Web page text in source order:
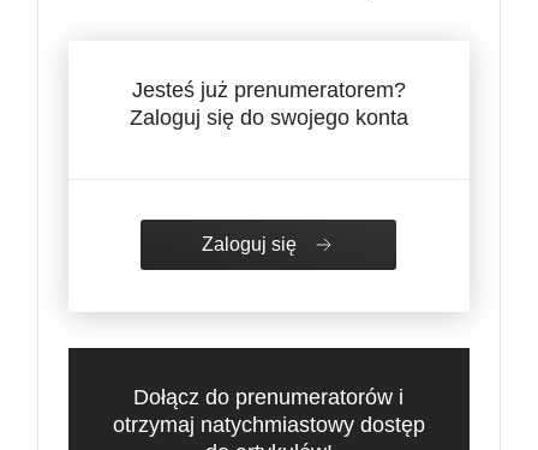
Jesteś już prenumeratorem?
Zaloguj się do swojego konta
Zaloguj się
Dołącz do prenumeratorów i
otrzymaj natychmiastowy dostęp